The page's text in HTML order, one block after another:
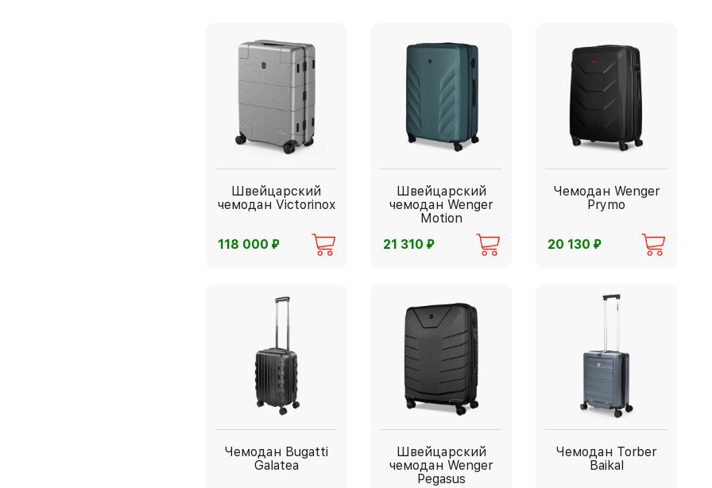
Швейцарский
чемодан Victorinox
118 000 ⃏
Швейцарский
чемодан Wenger
Motion
21 310 ⃏
Чемодан Wenger
Prymo
20 130⃏
Чемодан Bugatti
Galatea
Швейцарский
чемодан Wenger
Pegasus
Чемодан Torber
Baikal